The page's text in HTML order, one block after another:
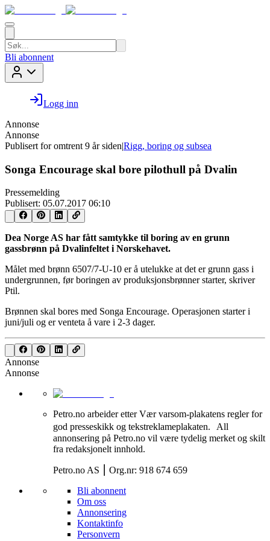
Bli abonnent
Logg inn
Annonse
Annonse
Publisert for omtrent 9 år siden|Rigg, boring og subsea
Songa Encourage skal bore pilothull på Dvalin
Pressemelding
Publisert: 05.07.2017 06:10
Dea Norge AS har fått samtykke til boring av en grunn
gassbrønn på Dvalinfeltet i Norskehavet.
Målet med brønn 6507/7-U-10 er å utelukke at det er grunn gass i
undergrunnen, før boringen av produksjonsbrønner starter, skriver
Ptil.
Brønnen skal bores med Songa Encourage. Operasjonen starter i
juni/juli og er venteta å vare i 2-3 dager.
Annonse
Annonse
Petro.no arbeider etter Vær varsom-plakatens regler for
god presseskikk og tekstreklameplakaten. All
annonsering på Petro.no vil være tydelig merket og skilt
fra redaksjonelt innhold.
Petro.no AS ⎮ Org.nr: 918 674 659
Bli abonnent
Om oss
Annonsering
Kontaktinfo
Personvern